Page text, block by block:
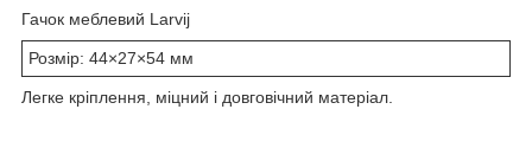
Гачок меблевий Larvij
Розмір: 44×27×54 мм
Легке кріплення, міцний і довговічний матеріал.